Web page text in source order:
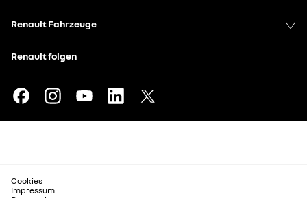
Renault Fahrzeuge
Renault folgen
Cookies
Impressum